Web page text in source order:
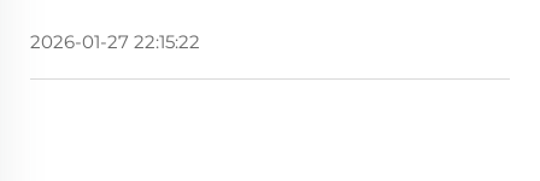
2026-01-27 22:15:22